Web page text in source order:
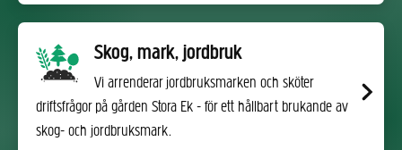
Skog, mark, jordbruk
Vi arrenderar jordbruksmarken och sköter
driftsfrågor på gården Stora Ek - för ett hållbart brukande av
skog- och jordbruksmark.